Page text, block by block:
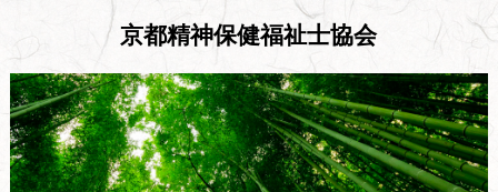
京都精神保健福祉士協会